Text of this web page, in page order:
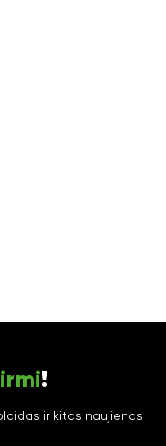
!
ir kitas naujienas.